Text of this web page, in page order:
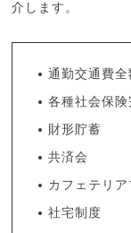
介します。
通勤交通費全
各種社会保険
財形貯蓄
共済会
カフェテリア
社宅制度